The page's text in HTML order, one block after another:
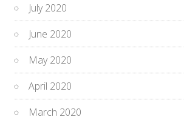
July 2020
June 2020
May 2020
April 2020
March 2020